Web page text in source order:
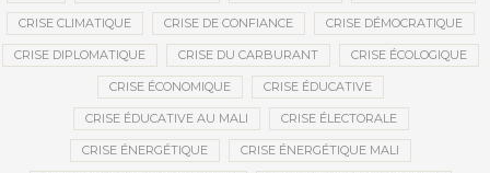
CRISE CLIMATIQUE CRISE DE CONFIANCE CRISE DÉMOCRATIQUE
CRISE DIPLOMATIQUE CRISE DU CARBURANT CRISE ÉCOLOGIQUE
CRISE ÉCONOMIQUE CRISE ÉDUCATIVE
CRISE ÉDUCATIVE AU MALI CRISE ÉLECTORALE
CRISE ÉNERGÉTIQUE CRISE ÉNERGÉTIQUE MALI